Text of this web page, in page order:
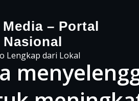
– Portal
Lengkap dari Lokal